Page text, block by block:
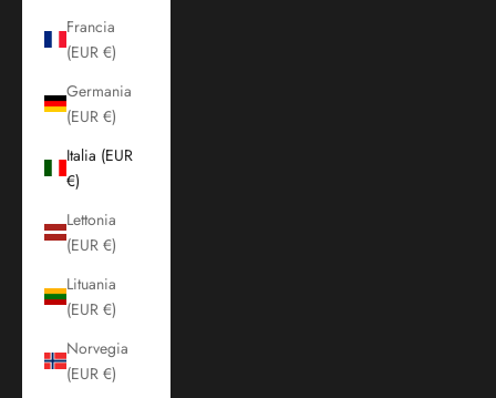
Francia
(EUR €)
Germania
(EUR €)
Italia (EUR
€)
Lettonia
(EUR €)
Lituania
(EUR €)
Norvegia
(EUR €)